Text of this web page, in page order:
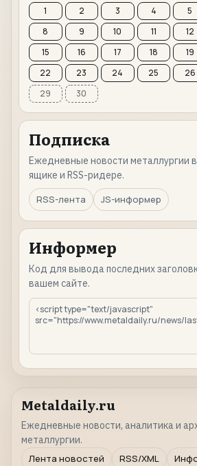
1 2 3 4 5
8
9 10 11 12
15
16 17 18 19
22
23 24 25 26
29
30
Подписка
Ежедневные новости металлургии
ящике и RSS-ридере.
RSS-лента
JS-информер
Информер
Код для вывода последних
вашем сайте.
Metaldaily.ru
Ежедневные новости, аналитика и
металлургии.
Лента новостей
RSS/XML